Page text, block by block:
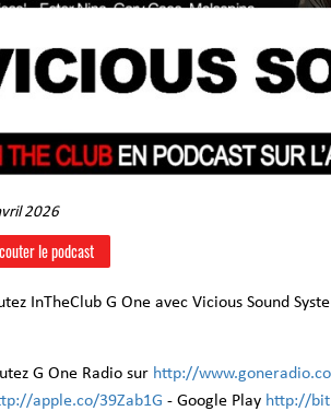
2026
le podcast
InTheClub G One avec Vicious Sound
G One Radio sur http://
apple.co/39Zab1G - Google Play http://